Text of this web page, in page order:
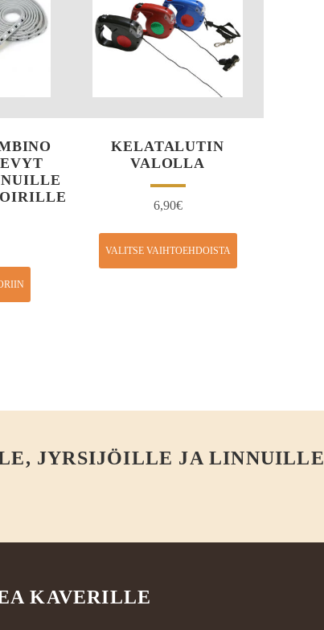
KELATALUTIN
VALOLLA
6,90€
VALITSE VAIHTOEHDOISTA
JYRSIJÖILLE JA LINNUILLE
KAVERILLE